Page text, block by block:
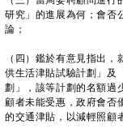
研究」的進展為何；會否
論；
（四）鑑於有意見指出
供生活津貼試驗計劃」及
劃」，該等計劃的名額過
顧者未能受惠，政府會否
的交通津貼，以減輕照顧